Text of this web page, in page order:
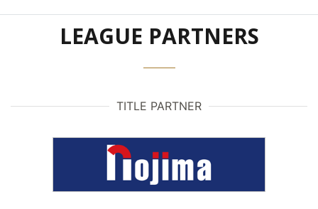
LEAGUE PARTNERS
TITLE PARTNER